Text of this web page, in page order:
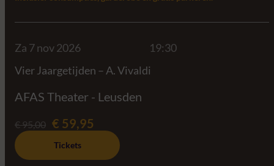
Za 7 nov 2026
19:30
Vier Jaargetijden – A. Vivaldi
AFAS Theater - Leusden
€ 95,00 € 59,95
Tickets